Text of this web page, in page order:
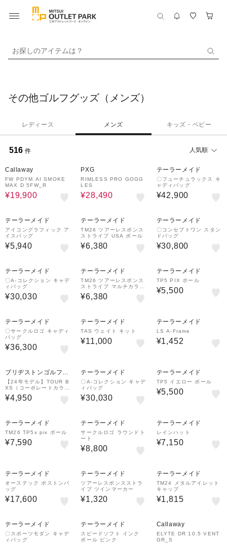
お探しのアイテムは？
その他ゴルフグッズ（メンズ）
レディース メンズ キッズ・ベビー
516 件 人気順
Callaway
FW PDYM AI SMOKE
MAX D 5FW_R
¥19,900
PXG
RIMLESS PRO GOGG
LES
¥28,490
テーラーメイド
〇フューチュラックス キ
ャディバッグ
¥42,900
テーラーメイド
アイコングラフィック ア
イスバッグ
¥5,940
テーラーメイド
TM26 ツアーレスポンス
ストライプ USA ボール
¥6,380
テーラーメイド
〇コンセプトワン スタン
ドバッグ
¥30,800
テーラーメイド
〇A-コレクション キャデ
ィバッグ
¥30,030
テーラーメイド
TM26 ツアーレスポンス
ストライプ マルチカラー
ボール
¥6,380
テーラーメイド
TP5 PIX ボール
¥5,500
テーラーメイド
〇サークルロゴ キャディ
バッグ
¥36,300
テーラーメイド
TAS ウェイト キット
¥11,000
テーラーメイド
LS A-Frame
¥1,452
ブリヂストンゴルフプ
ラザ
【24年モデル】TOUR B
XS（コーポレートカラ
ー） [1ダース：12個]
¥4,950
テーラーメイド
〇A-コレクション キャデ
ィバッグ
¥30,030
テーラーメイド
TP5 イエロー ボール
¥5,500
テーラーメイド
TM26 TP5x pix ボール
¥7,590
テーラーメイド
サークルロゴ ラウンドト
ート
¥8,800
テーラーメイド
レインハット
¥7,150
テーラーメイド
オーステック ボストンバ
ッグ
¥17,600
テーラーメイド
ツアーレスポンスストラ
イプ ツインマーカー
¥1,320
テーラーメイド
TM24 メタルアイレット
キャップ
¥1,815
テーラーメイド
〇スポーツモダン キャデ
ィバッグ
テーラーメイド
スピードソフト インク
ボール ピンク
Callaway
ELYTE DR 10.5 VENT
GR_S